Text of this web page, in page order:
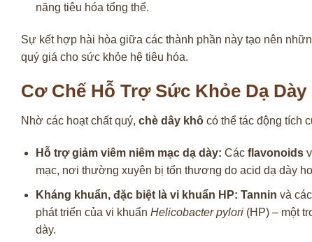
năng tiêu hóa tổng thể.
Sự kết hợp hài hòa giữa các thành phần này tạo nên
quý giá cho sức khỏe hệ tiêu hóa.
Cơ Chế Hỗ Trợ Sức Khỏe Dạ Dày
Nhờ các hoạt chất quý, chè dây khô có thể tác động tích
Hỗ trợ giảm viêm niêm mạc dạ dày: Các flavonoids
mạc, nơi thường xuyên bị tổn thương do acid dạ dày
Kháng khuẩn, đặc biệt là vi khuẩn HP: Tannin và
phát triển của vi khuẩn Helicobacter pylori(HP) – một
dày.